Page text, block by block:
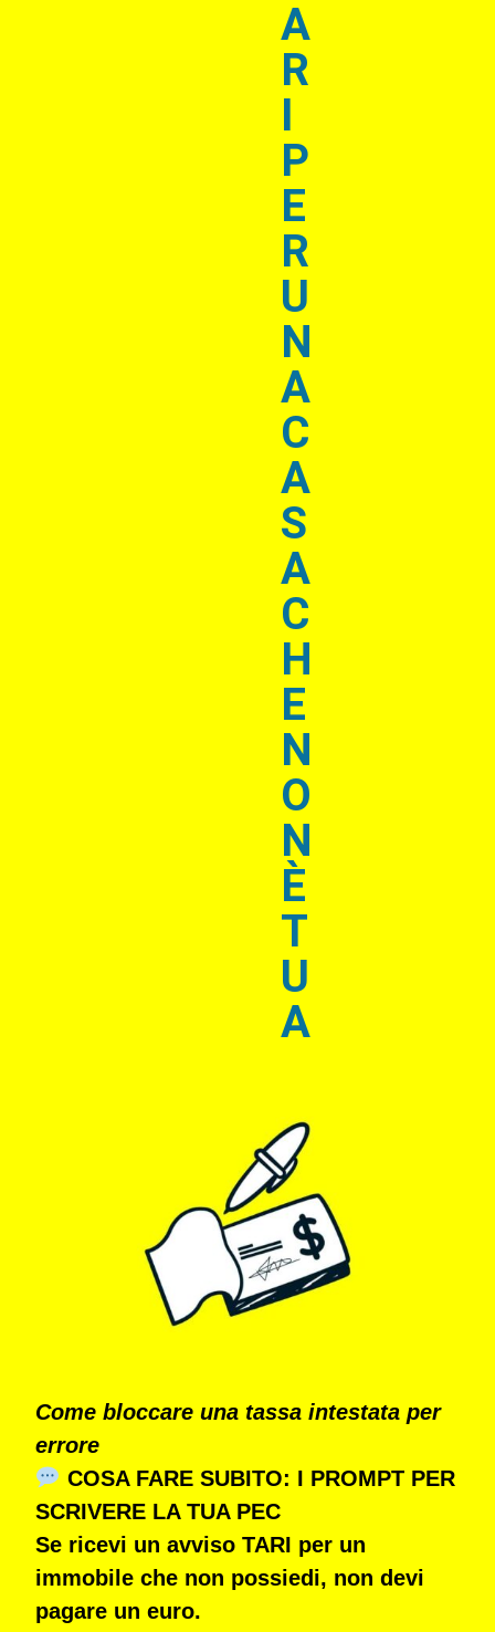
A
R
I
P
E
R
U
N
A
C
A
S
A
C
H
E
N
O
N
È
T
U
A
Come bloccare una tassa intestata per
errore
COSA FARE SUBITO: I PROMPT PER
SCRIVERE LA TUA PEC
Se ricevi un avviso TARI per un
immobile che non possiedi, non devi
pagare un euro.